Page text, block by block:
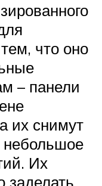
что оно
– панели
их снимут
небольшое
Их
заделать